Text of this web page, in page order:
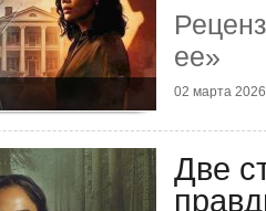
ее»
02 марта 2026
Две